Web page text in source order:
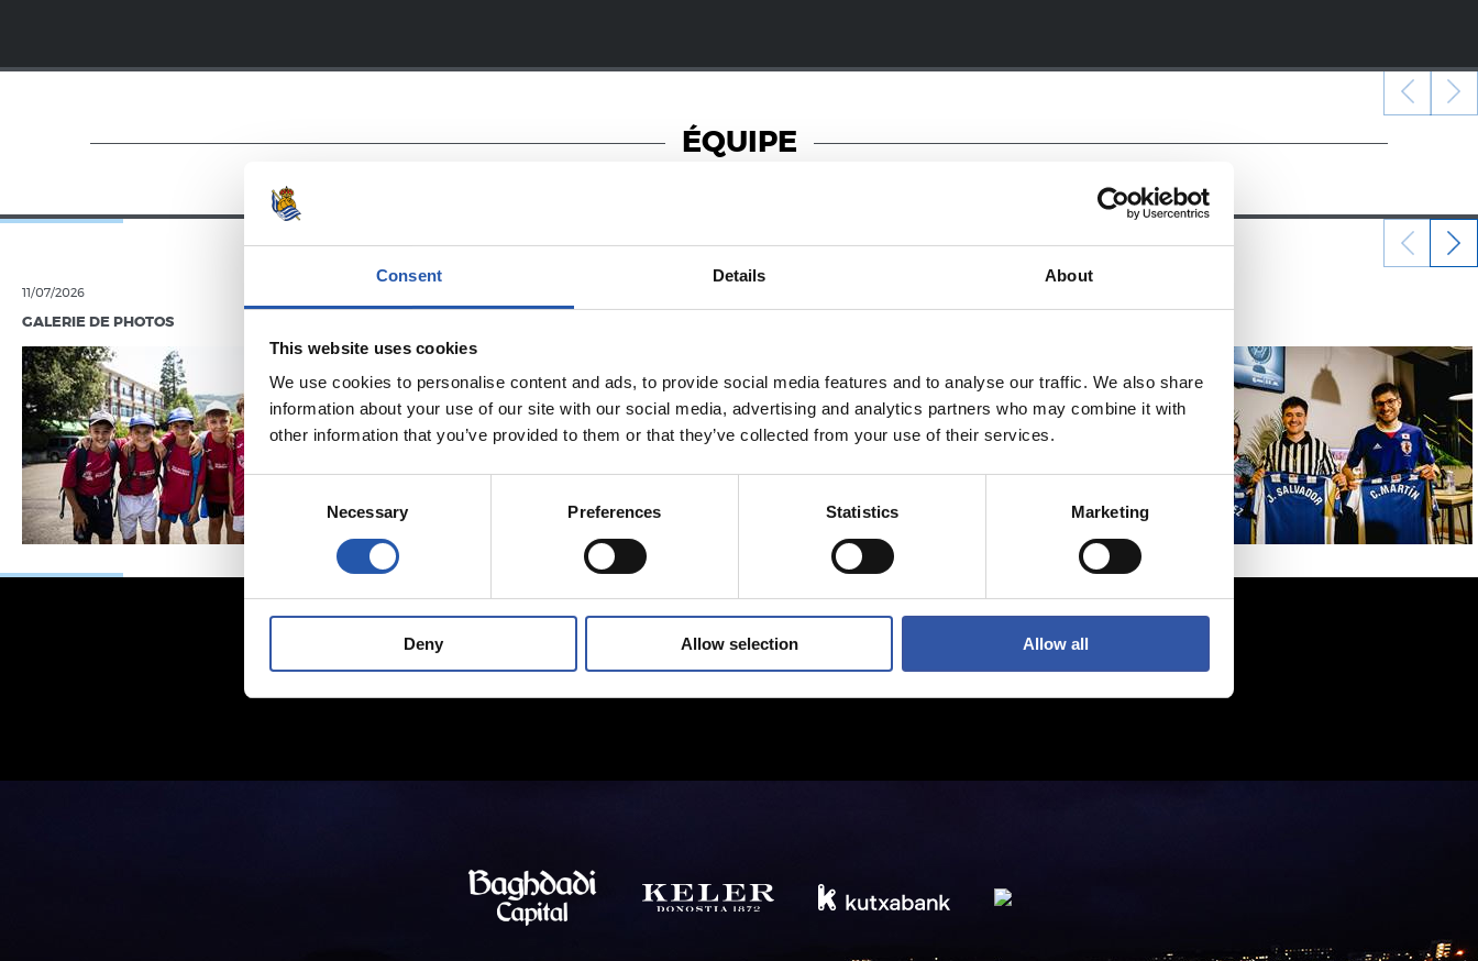
Consent Details About
This website uses cookies
We use cookies to personalise content and ads, to provide social media features and to analyse our traffic. We also share
information about your use of our site with our social media, advertising and analytics partners who may combine it with
other information that you’ve provided to them or that they’ve collected from your use of their services.
Consent
Selection
Necessary Preferences Statistics Marketing
Deny Allow selection Allow all
ÉQUIPE
11/07/2026
GALERIE DE PHOTOS